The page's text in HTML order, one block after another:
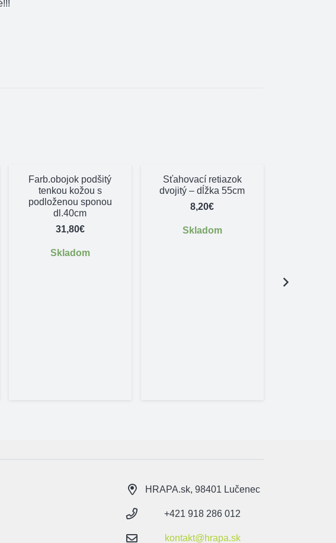
Farb.obojok podšitý
tenkou kožou s
podloženou sponou
dl.40cm
31,80€
Skladom
Sťahovací retiazok
dvojitý – dĺžka 55cm
8,20€
Skladom
HRAPA.sk, 98401 Lučenec
+421 918 286 012
kontakt@hrapa.sk